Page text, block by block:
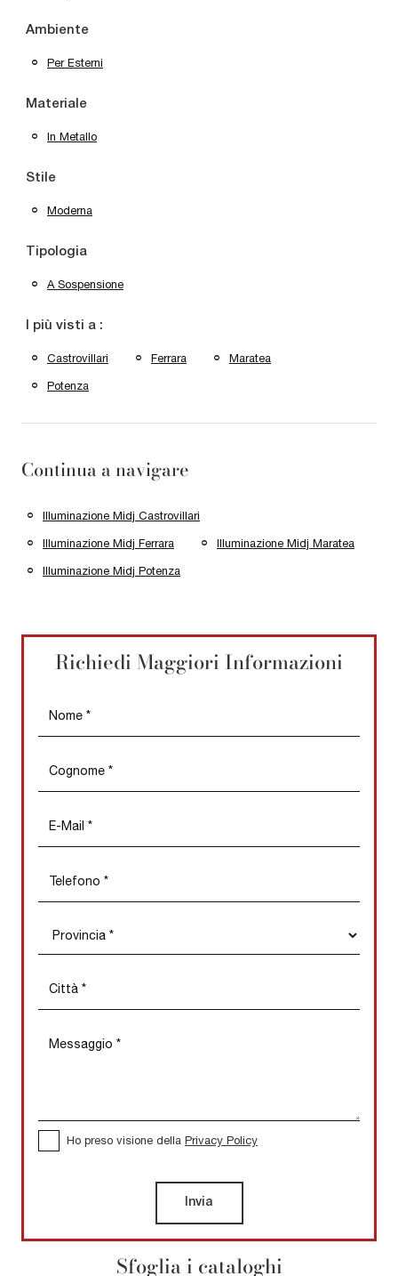
Ambiente
Per Esterni
Materiale
In Metallo
Stile
Moderna
Tipologia
A Sospensione
I più visti a :
Castrovillari Ferrara Maratea
Potenza
Continua a navigare
Illuminazione Midj Castrovillari
Illuminazione Midj Ferrara Illuminazione Midj Maratea
Illuminazione Midj Potenza
Sfoglia i cataloghi
Richiedi Maggiori Informazioni
Ho preso visione della Privacy Policy
Invia